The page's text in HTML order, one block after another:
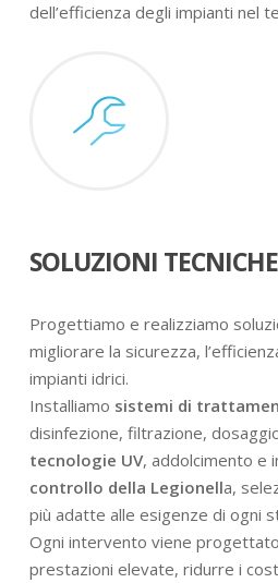
dell’efficienza degli impianti nel
SOLUZIONI TECNICHE
Progettiamo e realizziamo
migliorare la sicurezza,
impianti idrici.
Installiamo sistemi di
disinfezione, filtrazione,
tecnologie UV, addolcimento e
controllo della Legionella,
più adatte alle esigenze di ogni
Ogni intervento viene
prestazioni elevate, ridurre i